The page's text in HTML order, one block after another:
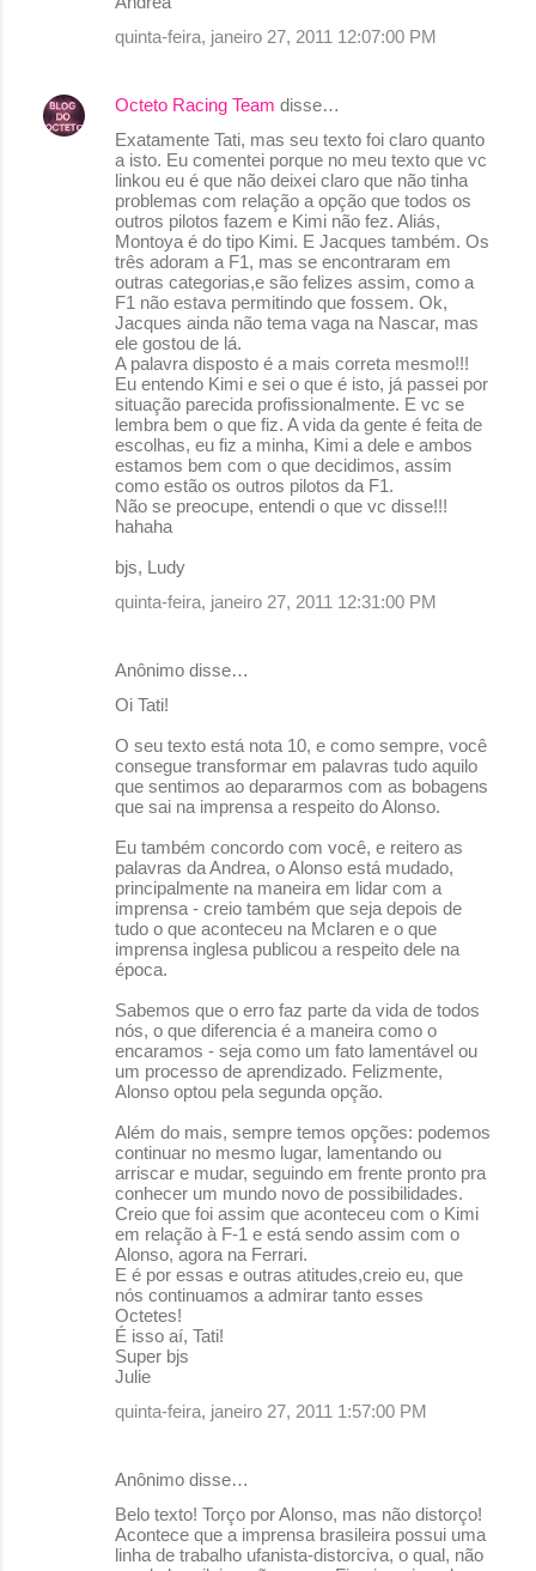
quinta-feira, janeiro 27, 2011 12:07:00 PM
Octeto Racing Team disse…
Exatamente Tati, mas seu texto foi claro quanto
a isto. Eu comentei porque no meu texto que vc
linkou eu é que não deixei claro que não tinha
problemas com relação a opção que todos os
outros pilotos fazem e Kimi não fez. Aliás,
Montoya é do tipo Kimi. E Jacques também. Os
três adoram a F1, mas se encontraram em
outras categorias,e são felizes assim, como a
F1 não estava permitindo que fossem. Ok,
Jacques ainda não tema vaga na Nascar, mas
ele gostou de lá.
A palavra disposto é a mais correta mesmo!!!
Eu entendo Kimi e sei o que é isto, já passei por
situação parecida profissionalmente. E vc se
lembra bem o que fiz. A vida da gente é feita de
escolhas, eu fiz a minha, Kimi a dele e ambos
estamos bem com o que decidimos, assim
como estão os outros pilotos da F1.
Não se preocupe, entendi o que vc disse!!!
hahaha
bjs, Ludy
quinta-feira, janeiro 27, 2011 12:31:00 PM
Anônimo disse…
Oi Tati!
O seu texto está nota 10, e como sempre, você
consegue transformar em palavras tudo aquilo
que sentimos ao depararmos com as bobagens
que sai na imprensa a respeito do Alonso.
Eu também concordo com você, e reitero as
palavras da Andrea, o Alonso está mudado,
principalmente na maneira em lidar com a
imprensa - creio também que seja depois de
tudo o que aconteceu na Mclaren e o que
imprensa inglesa publicou a respeito dele na
época.
Sabemos que o erro faz parte da vida de todos
nós, o que diferencia é a maneira como o
encaramos - seja como um fato lamentável ou
um processo de aprendizado. Felizmente,
Alonso optou pela segunda opção.
Além do mais, sempre temos opções: podemos
continuar no mesmo lugar, lamentando ou
arriscar e mudar, seguindo em frente pronto pra
conhecer um mundo novo de possibilidades.
Creio que foi assim que aconteceu com o Kimi
em relação à F-1 e está sendo assim com o
Alonso, agora na Ferrari.
E é por essas e outras atitudes,creio eu, que
nós continuamos a admirar tanto esses
Octetes!
É isso aí, Tati!
Super bjs
Julie
quinta-feira, janeiro 27, 2011 1:57:00 PM
Anônimo disse…
Belo texto! Torço por Alonso, mas não distorço!
Acontece que a imprensa brasileira possui uma
linha de trabalho ufanista-distorciva, o qual, não